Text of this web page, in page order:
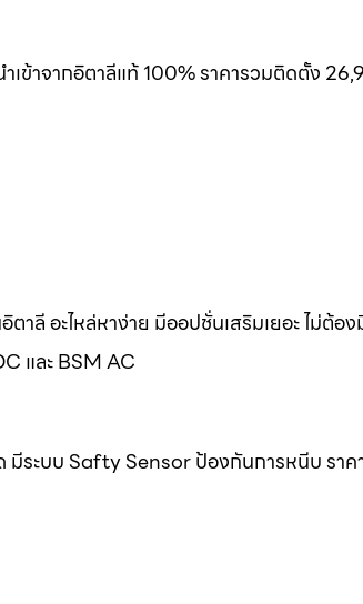
เข้าจากอิตาลีแท้ 100% ราคารวมติดตั้ง
ลี อะไหล่หาง่าย มีออปชั่นเสริมเยอะ ไม่ต้อง
และ BSM AC
มีระบบ Safty Sensor ป้องกันการหนีบ รา